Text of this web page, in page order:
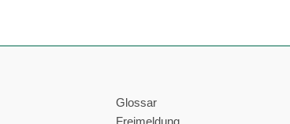
Glossar
Freimeldung